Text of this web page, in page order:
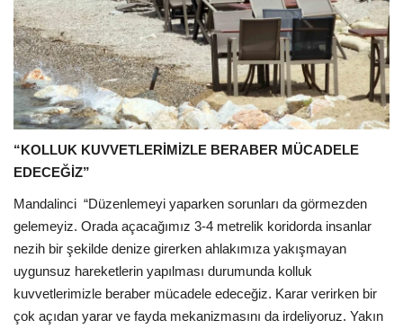
“KOLLUK KUVVETLERİMİZLE BERABER MÜCADELE
EDECEĞİZ”
Mandalinci “Düzenlemeyi yaparken sorunları da görmezden
gelemeyiz. Orada açacağımız 3-4 metrelik koridorda insanlar
nezih bir şekilde denize girerken ahlakımıza yakışmayan
uygunsuz hareketlerin yapılması durumunda kolluk
kuvvetlerimizle beraber mücadele edeceğiz. Karar verirken bir
çok açıdan yarar ve fayda mekanizmasını da irdeliyoruz. Yakın